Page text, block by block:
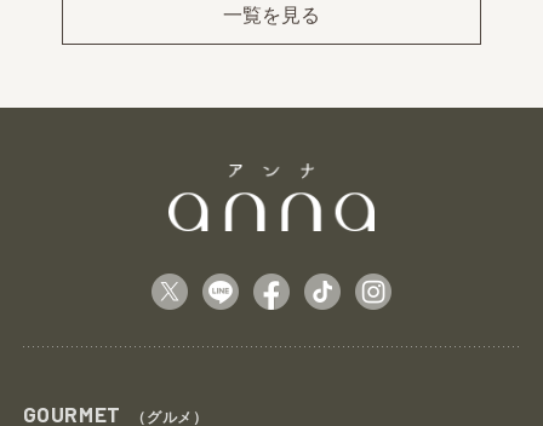
一覧を見る
GOURMET （グルメ）